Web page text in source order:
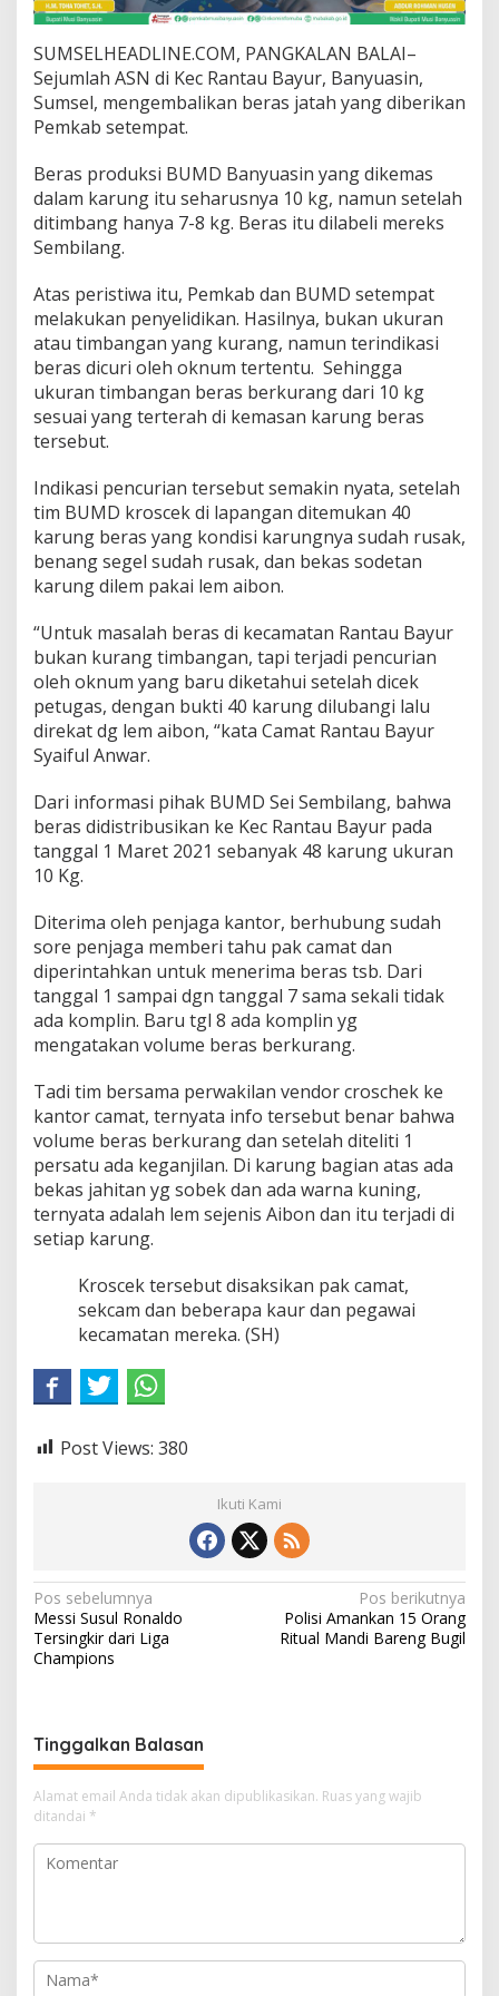
B
a
n
u
a
s
n
r
o
t
s
T
i
m
b
a
n
g
a
B
e
r
a
s
J
a
B
e
r
k
r
a
n
SUMSELHEADLINE.COM, PANGKALAN BALAI–
Sejumlah ASN di Kec Rantau Bayur, Banyuasin,
Sumsel, mengembalikan beras jatah yang diberikan
Pemkab setempat.
Beras produksi BUMD Banyuasin yang dikemas
dalam karung itu seharusnya 10 kg, namun setelah
ditimbang hanya 7-8 kg. Beras itu dilabeli mereks
Sembilang.
Atas peristiwa itu, Pemkab dan BUMD setempat
melakukan penyelidikan. Hasilnya, bukan ukuran
atau timbangan yang kurang, namun terindikasi
beras dicuri oleh oknum tertentu. Sehingga
ukuran timbangan beras berkurang dari 10 kg
sesuai yang terterah di kemasan karung beras
tersebut.
Indikasi pencurian tersebut semakin nyata, setelah
tim BUMD kroscek di lapangan ditemukan 40
karung beras yang kondisi karungnya sudah rusak,
benang segel sudah rusak, dan bekas sodetan
karung dilem pakai lem aibon.
“Untuk masalah beras di kecamatan Rantau Bayur
bukan kurang timbangan, tapi terjadi pencurian
oleh oknum yang baru diketahui setelah dicek
petugas, dengan bukti 40 karung dilubangi lalu
direkat dg lem aibon, “kata Camat Rantau Bayur
Syaiful Anwar.
Dari informasi pihak BUMD Sei Sembilang, bahwa
beras didistribusikan ke Kec Rantau Bayur pada
tanggal 1 Maret 2021 sebanyak 48 karung ukuran
10 Kg.
Diterima oleh penjaga kantor, berhubung sudah
sore penjaga memberi tahu pak camat dan
diperintahkan untuk menerima beras tsb. Dari
tanggal 1 sampai dgn tanggal 7 sama sekali tidak
ada komplin. Baru tgl 8 ada komplin yg
mengatakan volume beras berkurang.
Tadi tim bersama perwakilan vendor croschek ke
kantor camat, ternyata info tersebut benar bahwa
volume beras berkurang dan setelah diteliti 1
persatu ada keganjilan. Di karung bagian atas ada
bekas jahitan yg sobek dan ada warna kuning,
ternyata adalah lem sejenis Aibon dan itu terjadi di
setiap karung.
Kroscek tersebut disaksikan pak camat,
sekcam dan beberapa kaur dan pegawai
kecamatan mereka. (SH)
Post Views: 380
Ikuti Kami
N
a
v
g
a
s
i
p
Pos sebelumnya
Messi Susul Ronaldo
Tersingkir dari Liga
Champions
Pos berikutnya
Polisi Amankan 15 Orang
Ritual Mandi Bareng Bugil
Tinggalkan Balasan
Alamat email Anda tidak akan dipublikasikan. Ruas yang wajib
ditandai *